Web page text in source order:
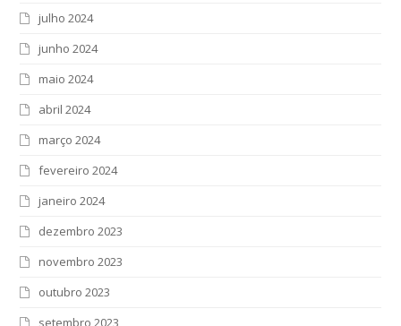
julho 2024
junho 2024
maio 2024
abril 2024
março 2024
fevereiro 2024
janeiro 2024
dezembro 2023
novembro 2023
outubro 2023
setembro 2023